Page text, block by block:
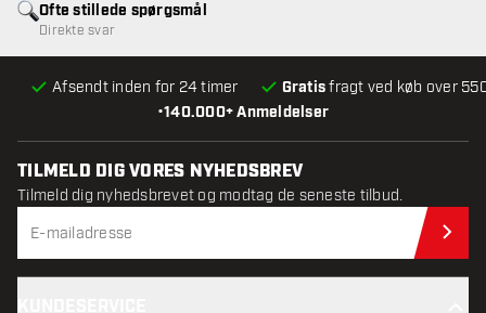
•140.000+ Anmeldelser
Afsendt inden for 24 timer Gratisfragt ved køb over
Ofte stillede spørgsmål
Direkte svar
TILMELD DIG VORES NYHEDSBREV
Tilmeld dig nyhedsbrevet og modtag de seneste tilbud.